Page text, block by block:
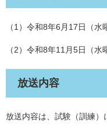
（1）令和8年6月17日（
（2）令和8年11月5日（
放送内容
放送内容は、試験（訓練）